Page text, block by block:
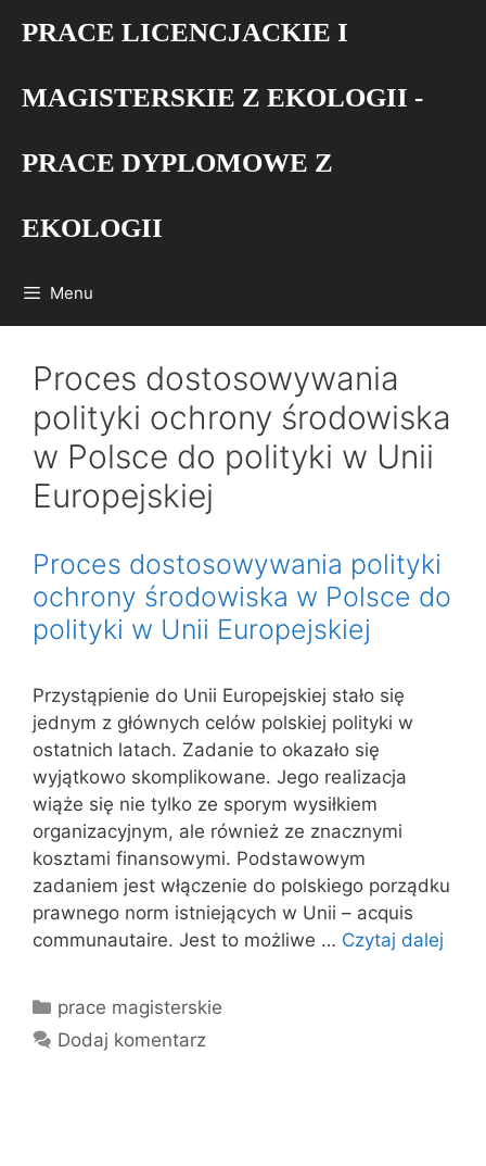
PRACE LICENCJACKIE I
MAGISTERSKIE Z EKOLOGII -
PRACE DYPLOMOWE Z
EKOLOGII
Menu
Proces dostosowywania
polityki ochrony środowiska
w Polsce do polityki w Unii
Europejskiej
Proces dostosowywania polityki
ochrony środowiska w Polsce do
polityki w Unii Europejskiej
Przystąpienie do Unii Europejskiej stało się
jednym z głównych celów polskiej polityki w
ostatnich latach. Zadanie to okazało się
wyjątkowo skomplikowane. Jego realizacja
wiąże się nie tylko ze sporym wysiłkiem
organizacyjnym, ale również ze znacznymi
kosztami finansowymi. Podstawowym
zadaniem jest włączenie do polskiego porządku
prawnego norm istniejących w Unii – acquis
communautaire. Jest to możliwe … Czytaj dalej
Kategorie
prace magisterskie
Dodaj komentarz